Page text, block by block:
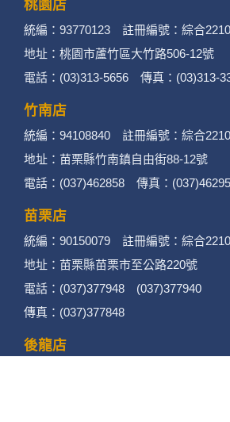
日本深度探勘
何時旅行社有限公司
品保 北2756 負責人：許采原
聯絡信箱：shallwegotravel2@gmail.com
台北店